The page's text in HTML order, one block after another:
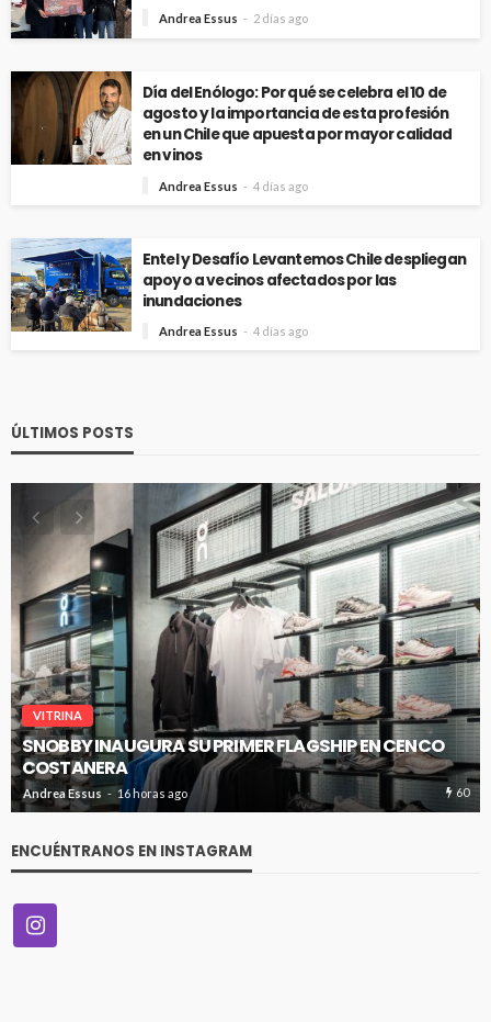
Andrea Essus 2 días ago
Día del Enólogo: Por qué se celebra el 10 de
agosto y la importancia de esta profesión
en un Chile que apuesta por mayor calidad
en vinos
Andrea Essus 4 días ago
Entel y Desafío Levantemos Chile despliegan
apoyo a vecinos afectados por las
inundaciones
Andrea Essus 4 días ago
ÚLTIMOS POSTS
VITRINA
SNOBBY INAUGURA SU PRIMER FLAGSHIP EN CENCO
COSTANERA
Andrea Essus 16 horas ago 60
ENCUÉNTRANOS EN INSTAGRAM